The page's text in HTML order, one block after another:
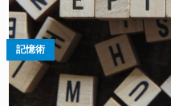
記憶術